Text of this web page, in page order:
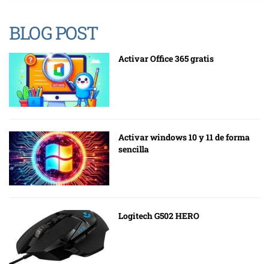
BLOG POST
Activar Office 365 gratis
Activar windows 10 y 11 de forma
sencilla
Logitech G502 HERO